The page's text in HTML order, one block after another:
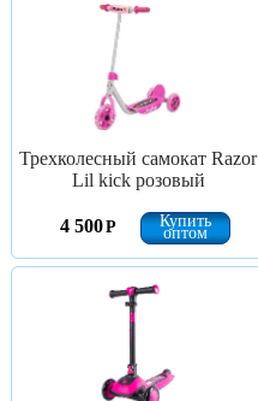
Трехколесный самокат Razor
Lil kick розовый
4 500Р Купить
оптом